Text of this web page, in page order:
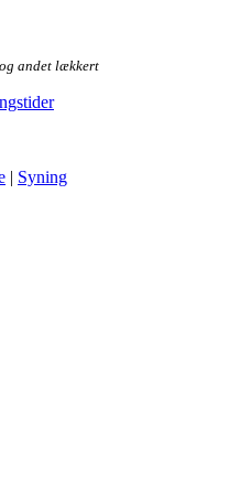
andet lækkert
| Syning